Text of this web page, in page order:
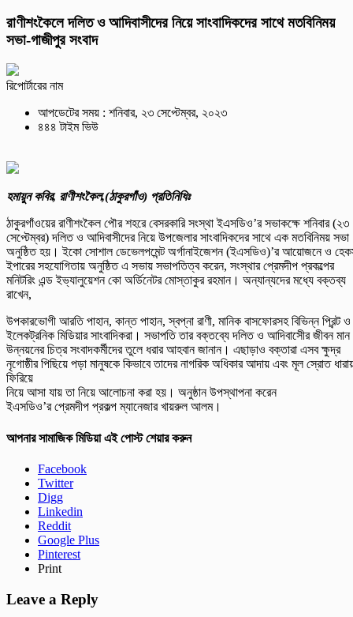
রাণীশংকৈলে দলিত ও আদিবাসীদের নিয়ে সাংবাদিকদের সাথে মতবিনিময়
সভা-গাজীপুর সংবাদ
রিপোর্টারের নাম
আপডেটের সময় : শনিবার, ২৩ সেপ্টেম্বর, ২০২৩
৪৪৪ টাইম ভিউ
হমায়ুন কবির, রাণীশংকৈল,(ঠাকুরগাঁও) প্রতিনিধিঃ
ঠাকুরগাঁওয়ের রাণীশংকৈল পৌর শহরে বেসরকারি সংস্থা ইএসডিও’র সভাকক্ষে শনিবার (২৩
সেপ্টেম্বর) দলিত ও আদিবাসীদের নিয়ে উপজেলার সাংবাদিকদের সাথে এক মতবিনিময় সভা
অনুষ্ঠিত হয়। ইকো সোশাল ডেভেলপমেন্ট অর্গানাইজেশন (ইএসডিও)’র আয়োজনে ও
ইপারের সহযোগিতায় অনুষ্ঠিত এ সভায় সভাপতিত্ব করেন, সংস্থার প্রেমদীপ প্রকল্পের
মনিটরিং এন্ড ইভ্যালুয়েশন কো অর্ডিনেটর মোস্তাকুর রহমান। অন্যান্যদের মধ্যে বক্তব্য
রাখেন,
উপকারভোগী আরতি পাহান, কান্ত পাহান, স্বপ্না রাণী, মানিক বাসফোরসহ বিভিন্ন প্রিন্ট ও
ইলেকট্রনিক মিডিয়ার সাংবাদিকরা। সভাপতি তার বক্তব্যে দলিত ও আদিবাসীের জীবন মান
উন্নয়নের চিত্র সংবাদকর্মীদের তুলে ধরার আহবান জানান। এছাড়াও বক্তারা এসব ক্ষুদ্র
নৃগোষ্ঠীর পিছিয়ে পড়া মানুষকে কিভাবে তাদের নাগরিক অধিকার আদায় এবং মূল স্রোত
ফিরিয়ে
নিয়ে আসা যায় তা নিয়ে আলোচনা করা হয়। অনুষ্ঠান উপস্থাপনা করেন
ইএসডিও’র প্রেমদীপ প্রকল্প ম্যানেজার খায়রুল আলম।
আপনার সামাজিক মিডিয়া এই পোস্ট শেয়ার করুন
Facebook
Twitter
Digg
Linkedin
Reddit
Google Plus
Pinterest
Print
Leave a Reply